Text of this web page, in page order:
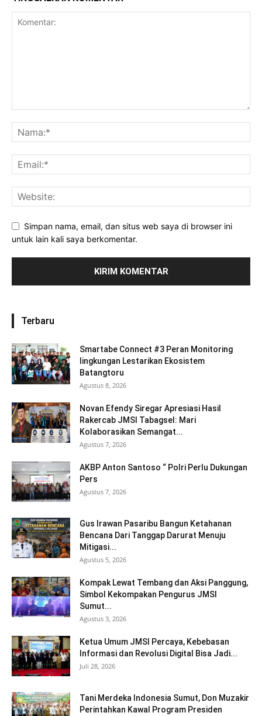
Simpan nama, email, dan situs web saya di browser ini
untuk lain kali saya berkomentar.
Terbaru
Smartabe Connect #3 Peran Monitoring
lingkungan Lestarikan Ekosistem
Batangtoru
Agustus 8, 2026
Novan Efendy Siregar Apresiasi Hasil
Rakercab JMSI Tabagsel: Mari
Kolaborasikan Semangat...
Agustus 7, 2026
AKBP Anton Santoso “ Polri Perlu Dukungan
Pers
Agustus 7, 2026
Gus Irawan Pasaribu Bangun Ketahanan
Bencana Dari Tanggap Darurat Menuju
Mitigasi...
Agustus 5, 2026
Kompak Lewat Tembang dan Aksi Panggung,
Simbol Kekompakan Pengurus JMSI
Sumut...
Agustus 3, 2026
Ketua Umum JMSI Percaya, Kebebasan
Informasi dan Revolusi Digital Bisa Jadi...
Juli 28, 2026
Tani Merdeka Indonesia Sumut, Don Muzakir
Perintahkan Kawal Program Presiden